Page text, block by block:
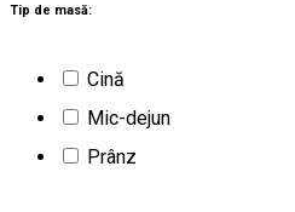
Tip de masă:
Cină
Mic-dejun
Prânz